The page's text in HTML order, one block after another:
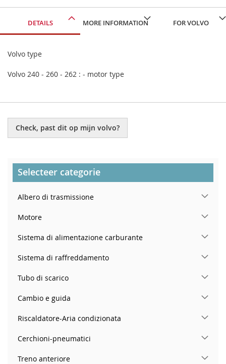
DETAILS
Volvo type
Volvo 240 - 260 - 262 : - motor type
MORE INFORMATION FOR VOLVO
Check, past dit op mijn volvo?
Selecteer categorie
Albero di trasmissione
Motore
Sistema di alimentazione carburante
Sistema di raffreddamento
Tubo di scarico
Cambio e guida
Riscaldatore-Aria condizionata
Cerchioni-pneumatici
Treno anteriore